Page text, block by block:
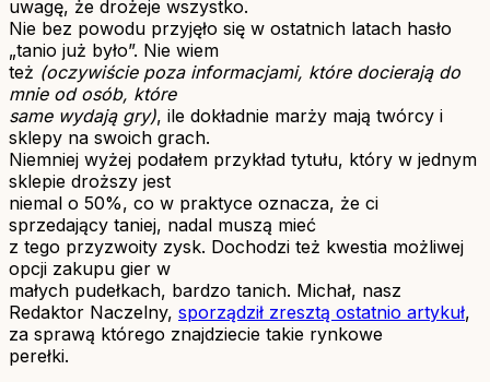
uwagę, że drożeje wszystko.
Nie bez powodu przyjęło się w ostatnich latach hasło
„tanio już było”. Nie wiem
też (oczywiście poza informacjami, które docierają do
mnie od osób, które
same wydają gry), ile dokładnie marży mają twórcy i
sklepy na swoich grach.
Niemniej wyżej podałem przykład tytułu, który w jednym
sklepie droższy jest
niemal o 50%, co w praktyce oznacza, że ci
sprzedający taniej, nadal muszą mieć
z tego przyzwoity zysk. Dochodzi też kwestia możliwej
opcji zakupu gier w
małych pudełkach, bardzo tanich. Michał, nasz
Redaktor Naczelny, sporządził zresztą ostatnio artykuł,
za sprawą którego znajdziecie takie rynkowe
perełki.